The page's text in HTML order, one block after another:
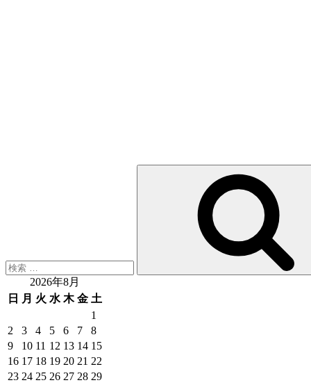
2026年8月
日
月 火 水 木 金 土
1
2
3 4 5 6 7
8
9
10 11 12 13 14 15
16 17 18 19 20 21 22
23 24 25 26 27 28 29